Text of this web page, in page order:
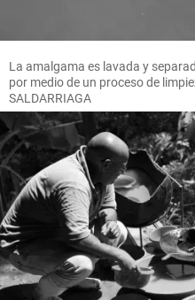
La amalgama es lavada y
por medio de un proceso de
SALDARRIAGA